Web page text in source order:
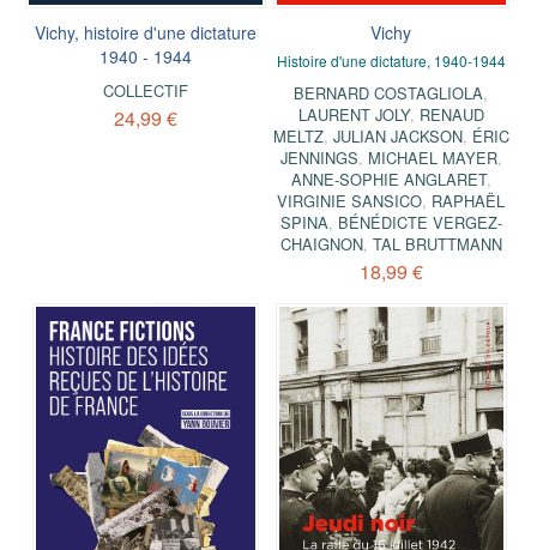
Vichy, histoire d'une dictature
1940 - 1944
COLLECTIF
24,99 €
Vichy
Histoire d'une dictature, 1940-1944
BERNARD COSTAGLIOLA,
LAURENT JOLY, RENAUD
MELTZ, JULIAN JACKSON, ÉRIC
JENNINGS, MICHAEL MAYER,
ANNE-SOPHIE ANGLARET,
VIRGINIE SANSICO, RAPHAËL
SPINA, BÉNÉDICTE VERGEZ-
CHAIGNON, TAL BRUTTMANN
18,99 €